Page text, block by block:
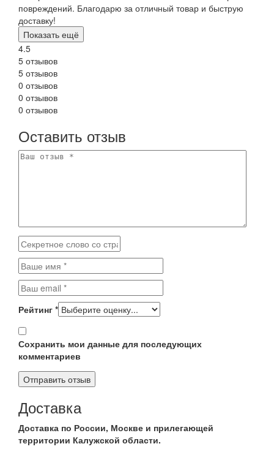
повреждений. Благодарю за отличный товар и быструю
доставку!
Показать ещё
4.5
5 отзывов
5 отзывов
0 отзывов
0 отзывов
0 отзывов
Оставить отзыв
Рейтинг *
Сохранить мои данные для последующих
комментариев
Доставка
Доставка по России, Москве и прилегающей
территории Калужской области.